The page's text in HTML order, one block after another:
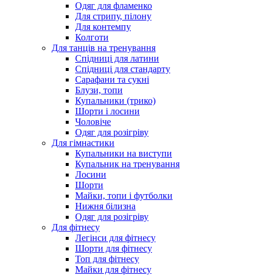
Одяг для фламенко
Для стрипу, пілону
Для контемпу
Колготи
Для танців на тренування
Спідниці для латини
Спідниці для стандарту
Сарафани та сукні
Блузи, топи
Купальники (трико)
Шорти і лосини
Чоловіче
Одяг для розігріву
Для гімнастики
Купальники на виступи
Купальник на тренування
Лосини
Шорти
Майки, топи і футболки
Нижня білизна
Одяг для розігріву
Для фітнесу
Легінси для фітнесу
Шорти для фітнесу
Топ для фітнесу
Майки для фітнесу